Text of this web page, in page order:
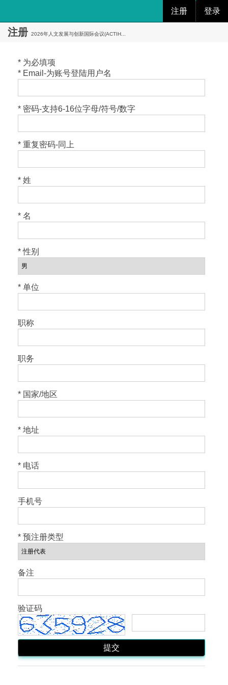
注册 登录
注册 2026年人文发展与创新国际会议(ACTIH...
* 为必填项
* Email-为账号登陆用户名
* 密码-支持6-16位字母/符号/数字
* 重复密码-同上
* 姓
* 名
* 性别
* 单位
职称
职务
* 国家/地区
* 地址
* 电话
手机号
* 预注册类型
备注
验证码